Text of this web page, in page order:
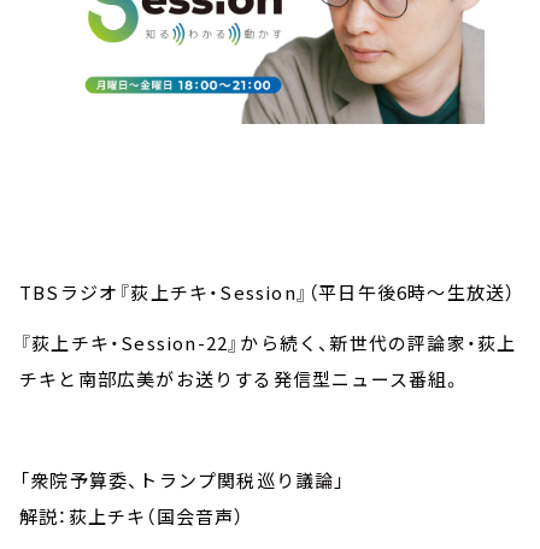
TBSラジオ『荻上チキ・Session』（平日午後6時～生放送）
『荻上チキ・Session-22』から続く、新世代の評論家・荻上
チキと南部広美がお送りする発信型ニュース番組。
「衆院予算委、トランプ関税巡り議論」
解説：荻上チキ（国会音声）